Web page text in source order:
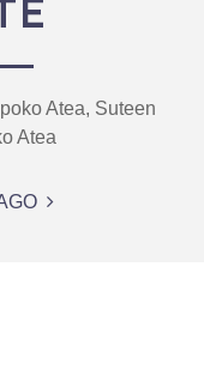
Atea, Suteen
Atea